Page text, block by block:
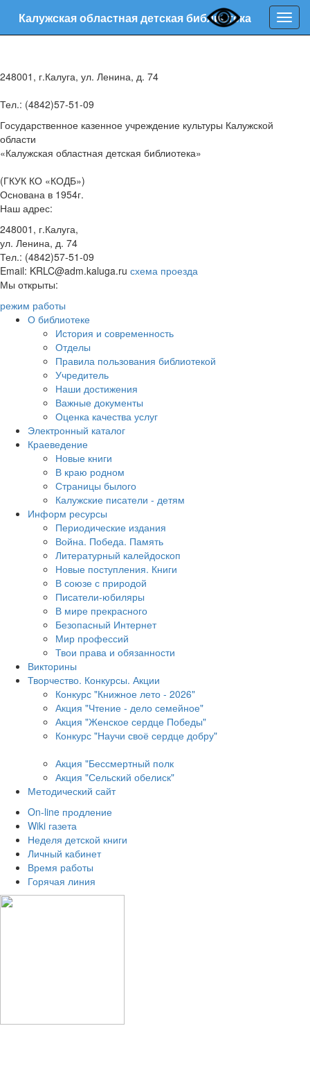
Калужская областная детская библиотека
248001, г.Калуга, ул. Ленина, д. 74
Тел.: (4842)57-51-09
Государственное казенное учреждение культуры Калужской
области
«Калужская областная детская библиотека»
(ГКУК КО «КОДБ»)
Основана в 1954г.
Наш адрес:
248001, г.Калуга,
ул. Ленина, д. 74
Тел.: (4842)57-51-09
Email: KRLC@adm.kaluga.ru схема проезда
Мы открыты:
режим работы
О библиотеке
История и современность
Отделы
Правила пользования библиотекой
Учредитель
Наши достижения
Важные документы
Оценка качества услуг
Электронный каталог
Краеведение
Новые книги
В краю родном
Страницы былого
Калужские писатели - детям
Информ ресурсы
Периодические издания
Война. Победа. Память
Литературный калейдоскоп
Новые поступления. Книги
В союзе с природой
Писатели-юбиляры
В мире прекрасного
Безопасный Интернет
Мир профессий
Твои права и обязанности
Викторины
Творчество. Конкурсы. Акции
Конкурс "Книжное лето - 2026"
Акция "Чтение - дело семейное"
Акция "Женское сердце Победы"
Конкурс "Научи своё сердце добру"
Акция "Бессмертный полк
Акция "Сельский обелиск"
Методический сайт
On-line продление
Wiki газета
Неделя детской книги
Личный кабинет
Время работы
Горячая линия